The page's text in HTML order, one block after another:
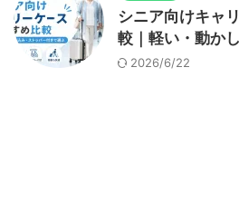
シニア向けキャ
較｜軽い・動か
2026/6/22